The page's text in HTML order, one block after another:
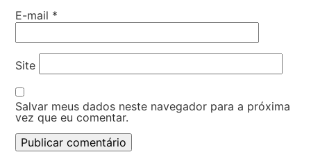
E-mail *
Site
Salvar meus dados neste navegador para a próxima
vez que eu comentar.